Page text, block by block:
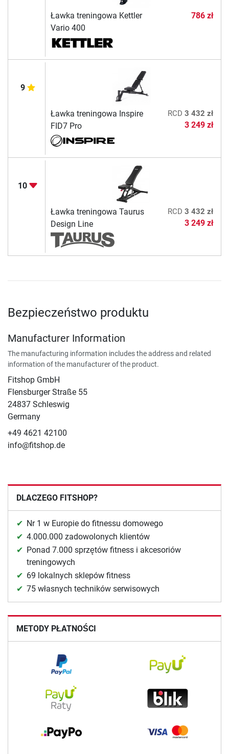
Ławka treningowa Kettler
Vario 400
786 zł
9
Ławka treningowa Inspire
FID7 Pro
RCD 3 432 zł
3 249 zł
10
Ławka treningowa Taurus
Design Line
RCD 3 432 zł
3 249 zł
Bezpieczeństwo produktu
Manufacturer Information
The manufacturing information includes the address and related
information of the manufacturer of the product.
Fitshop GmbH
Flensburger Straße 55
24837 Schleswig
Germany
+49 4621 42100
info@fitshop.de
DLACZEGO FITSHOP?
Nr 1 w Europie do fitnessu domowego
4.000.000 zadowolonych klientów
Ponad 7.000 sprzętów fitness i akcesoriów
treningowych
69 lokalnych sklepów fitness
75 własnych techników serwisowych
METODY PŁATNOŚCI